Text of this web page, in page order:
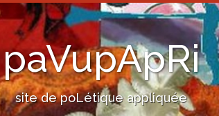
paVupApRi
site de poLétique appliquée